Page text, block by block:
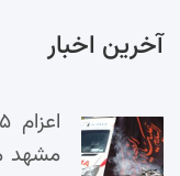
آخرین اخبار
مشهد